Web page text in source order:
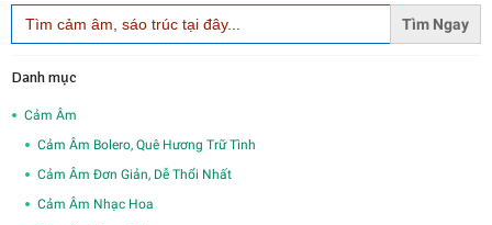
Search
for:
Danh mục
Cảm Âm
Cảm Âm Bolero, Quê Hương Trữ Tình
Cảm Âm Đơn Giản, Dễ Thổi Nhất
Cảm Âm Nhạc Hoa